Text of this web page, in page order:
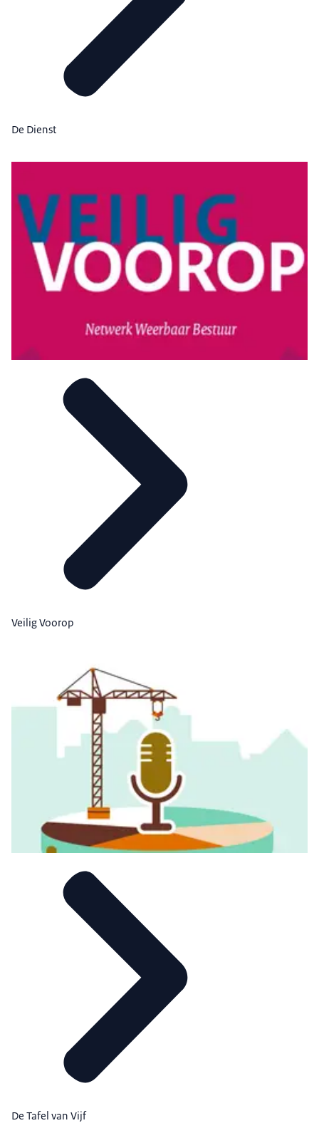
De Dienst
Veilig Voorop
De Tafel van Vijf